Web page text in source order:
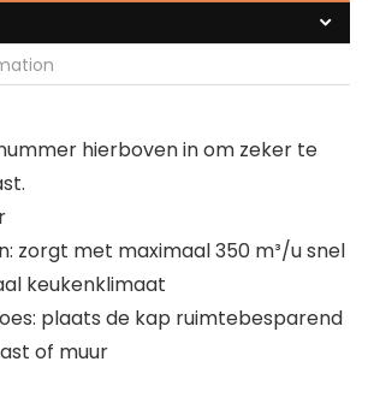
hierboven in om zeker te
zorgt met maximaal 350 m³/u snel
keukenklimaat
plaats de kap ruimtebesparend
of muur